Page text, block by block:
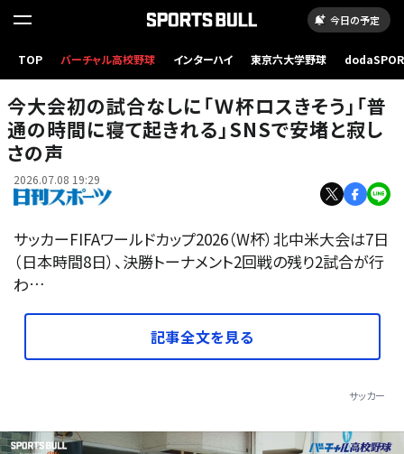
今日の予定
TOP バーチャル高校野球 インターハイ 東京六大学野球
【イラスト】2026年サッカーW杯カット
今大会初の試合なしに「Ｗ杯ロスきそう」「普
通の時間に寝て起きれる」SNSで安堵と寂し
さの声
2026.07.08 19:29
サッカーFIFAワールドカップ2026（W杯）北中米大会は7日
（日本時間8日）、決勝トーナメント2回戦の残り2試合が行
わ…
記事全文を見る
サッカー